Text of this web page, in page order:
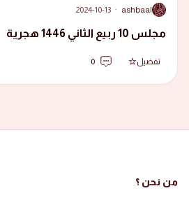
A
ashbaal
·
2024-10-13
مجلس 10 ربيع الثاني 1446 هجرية
تفضيل 0
من نحن ؟